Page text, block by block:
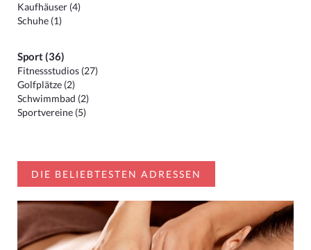
Kaufhäuser (4)
Schuhe (1)
Sport (36)
Fitnessstudios (27)
Golfplätze (2)
Schwimmbad (2)
Sportvereine (5)
DIE BELIEBTESTEN ADRESSEN